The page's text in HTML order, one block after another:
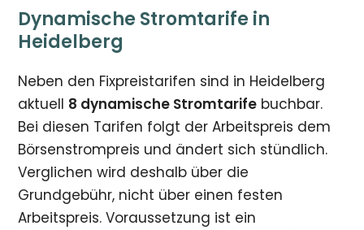
Dynamische Stromtarife in
Heidelberg
Neben den Fixpreistarifen sind in Heidelberg
aktuell 8 dynamische Stromtarife buchbar.
Bei diesen Tarifen folgt der Arbeitspreis dem
Börsenstrompreis und ändert sich stündlich.
Verglichen wird deshalb über die
Grundgebühr, nicht über einen festen
Arbeitspreis. Voraussetzung ist ein